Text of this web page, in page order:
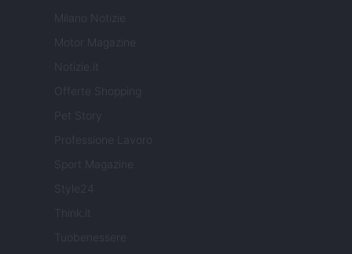
Milano Notizie
Motor Magazine
Notizie.it
Offerte Shopping
Professione Lavoro
Sport Magazine
Style24
Think.it
Tuobenessere